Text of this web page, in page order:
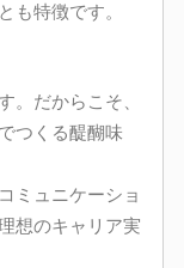
も特徴です。
。だからこそ、
つくる醍醐味
ミュニケーショ
想のキャリア実